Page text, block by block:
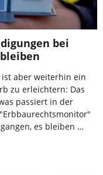
bei
aber weiterhin ein
zu erleichtern: Das
passiert in der
es bleiben …